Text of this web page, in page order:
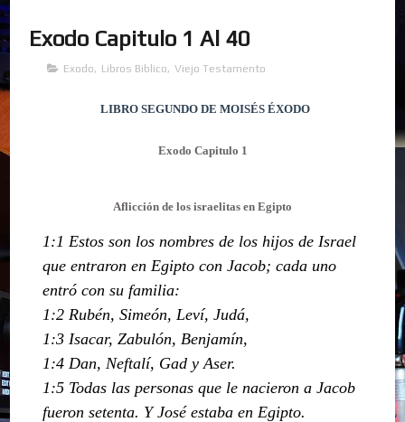
Exodo Capitulo 1 Al 40
Exodo, Libros Biblico, Viejo Testamento
LIBRO SEGUNDO DE MOISÉS ÉXODO
Exodo Capitulo 1
Aflicción de los israelitas en Egipto
1:1 Estos son los nombres de los hijos de Israel
que entraron en Egipto con Jacob; cada uno
entró con su familia:
1:2 Rubén, Simeón, Leví, Judá,
1:3 Isacar, Zabulón, Benjamín,
1:4 Dan, Neftalí, Gad y Aser.
1:5 Todas las personas que le nacieron a Jacob
fueron setenta. Y José estaba en Egipto.